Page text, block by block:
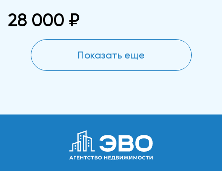
28 000 ₽
Показать еще